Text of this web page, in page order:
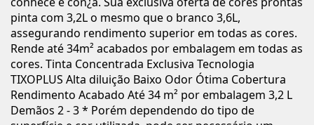
pinta com 3,2L o mesmo que o branco 3,6L,
assegurando rendimento superior em todas as cores.
Rende até 34m² acabados por embalagem em todas as
cores. Tinta Concentrada Exclusiva Tecnologia
TIXOPLUS Alta diluição Baixo Odor Ótima Cobertura
Rendimento Acabado Até 34 m² por embalagem 3,2 L
Demãos 2 - 3 * Porém dependendo do tipo de